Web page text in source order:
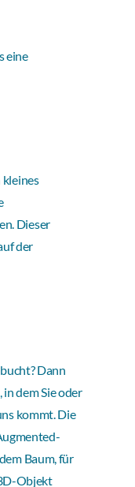
eine
kleines
Dieser
der
Dann
in dem Sie oder
kommt. Die
Baum, für
Objekt